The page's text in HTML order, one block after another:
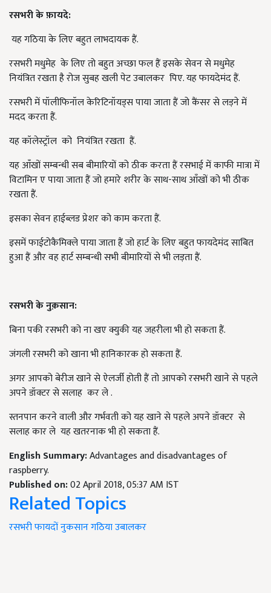
रसभरीकेफ़ायदे:
यह गठिया के लिए बहुत लाभदायक हैं.
रसभरी मधुमेह के लिए तो बहुत अच्छा फल हैं इसके सेवन से मधुमेह
नियंत्रित रखता है रोज सुबह खली पेट उबालकर पिए. यह फायदेमंद हैं.
रसभरी में पॉलीफिनॉल केरिटिनॉयड्स पाया जाता हैं जो कैंसर से लड़ने में
मदद करता हैं.
यह कॉलेस्ट्रॉल को नियंत्रित रखता हैं.
यह आँखों सम्बन्धी सब बीमारियों को ठीक करता हैं रसभाई में काफी मात्रा में
विटामिन ए पाया जाता हैं जो हमारे शरीर के साथ-साथ आँखों को भी ठीक
रखता हैं.
इसका सेवन हाईब्लड प्रेशर को काम करता हैं.
इसमें फाईटोकैमिक्ले पाया जाता हैं जो हार्ट के लिए बहुत फायदेमंद साबित
हुआ हैं और वह हार्ट सम्बन्धी सभी बीमारियों से भी लड़ता हैं.
रसभरीकेनुक़सान:
बिना पकी रसभरी को ना खए क्युकी यह जहरीला भी हो सकता हैं.
जंगली रसभरी को खाना भी हानिकारक हो सकता हैं.
अगर आपको बेरीज खाने से ऐलर्जी होती हैं तो आपको रसभरी खाने से पहले
अपने डॉक्टर से सलाह कर ले .
स्तनपान करने वाली और गर्भवती को यह खाने से पहले अपने डॉक्टर से
सलाह कार ले यह खतरनाक भी हो सकता हैं.
English Summary:Advantages and disadvantages of
raspberry.
Published on:02 April 2018, 05:37 AM IST
Related Topics
रसभरीफायदोंनुकसानगठियाउबालकर